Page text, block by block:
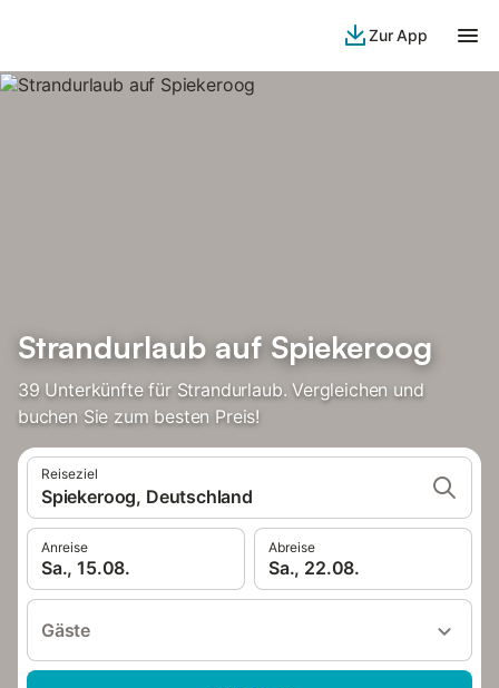
Zur App
Strandurlaub auf Spiekeroog
39 Unterkünfte für Strandurlaub. Vergleichen und
buchen Sie zum besten Preis!
Reiseziel
Spiekeroog, Deutschland
Anreise
Sa., 15.08.
Abreise
Sa., 22.08.
Gäste